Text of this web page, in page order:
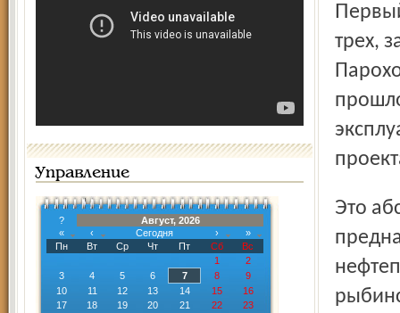
Управление
?
Август, 2026
«
‹ Сегодня ›
»
Пн
Вт Ср Чт Пт Сб
Вс
1
2
3
4 5 6 7 8
9
10
11 12 13 14 15
16
17
18 19 20 21 22
23
Первый – головной танкер “Александр Шемагин” - из
трех,
Это абсолютно новый класс танкеров река-море,